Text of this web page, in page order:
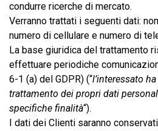
condurre ricerche di mercato.
Verranno trattati i seguenti dati:
numero di cellulare e numero di
La base giuridica del trattamento
effettuare periodiche
6-1 (a) del GDPR) (“l’interessato
trattamento dei propri dati
specifiche finalità“).
I dati dei Clienti saranno